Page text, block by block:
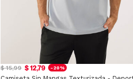
$ 15,99 $ 12,79 -20%